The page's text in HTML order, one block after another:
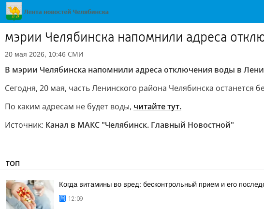
мэрии Челябинска напомнили адреса
20 мая 2026, 10:46 СМИ
В мэрии Челябинска напомнили адреса отключения воды в
Сегодня, 20 мая, часть Ленинского района Челябинска
По каким адресам не будет воды, читайте тут.
Источник: Канал в МАКС "Челябинск. Главный Новостной"
ТОП
Когда витамины во вред: бесконтрольный прием и его
12:09